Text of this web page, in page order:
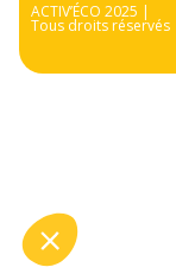
ACTIV’ÉCO 2025 |
Tous droits réservés